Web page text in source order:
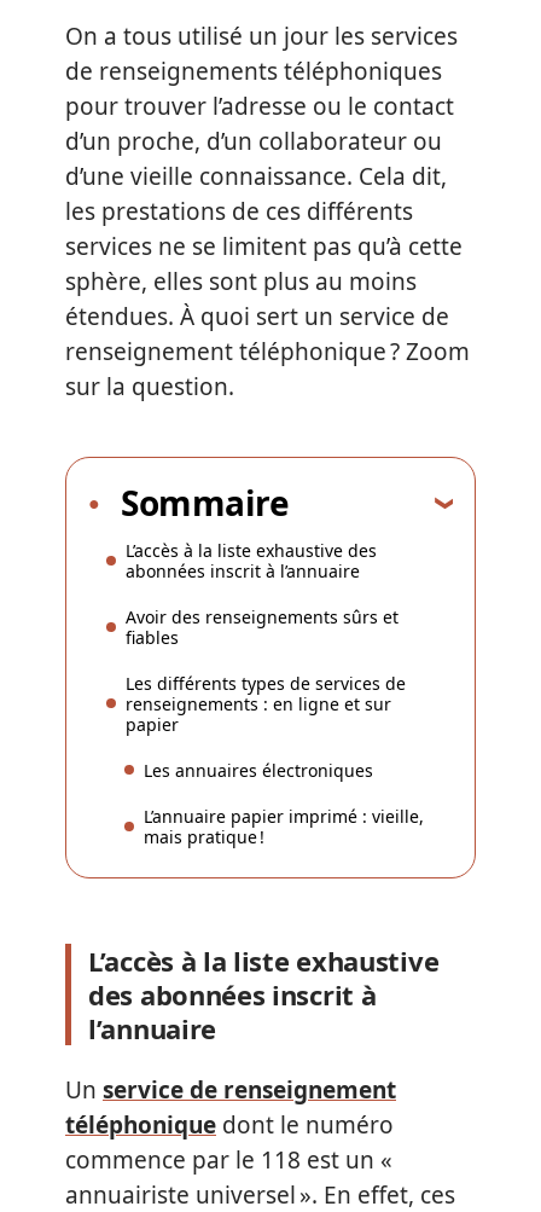
On a tous utilisé un jour les services
de renseignements téléphoniques
pour trouver l’adresse ou le contact
d’un proche, d’un collaborateur ou
d’une vieille connaissance. Cela dit,
les prestations de ces différents
services ne se limitent pas qu’à cette
sphère, elles sont plus au moins
étendues. À quoi sert un service de
renseignement téléphonique ? Zoom
sur la question.
Sommaire
L’accès à la liste exhaustive des
abonnées inscrit à l’annuaire
Avoir des renseignements sûrs et
fiables
Les différents types de services de
renseignements : en ligne et sur
papier
Les annuaires électroniques
L’annuaire papier imprimé : vieille,
mais pratique !
L’accès à la liste exhaustive
des abonnées inscrit à
l’annuaire
Un service de renseignement
téléphonique dont le numéro
commence par le 118 est un «
annuairiste universel ». En effet, ces